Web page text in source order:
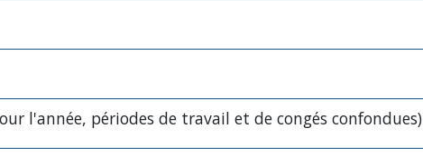
l'année, périodes de travail et de congés confondues)